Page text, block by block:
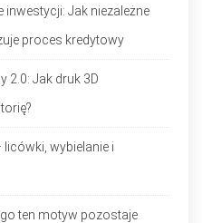
Jak niezależne
proces kredytowy
2.0: Jak druk 3D
wybielanie i
ten motyw pozostaje